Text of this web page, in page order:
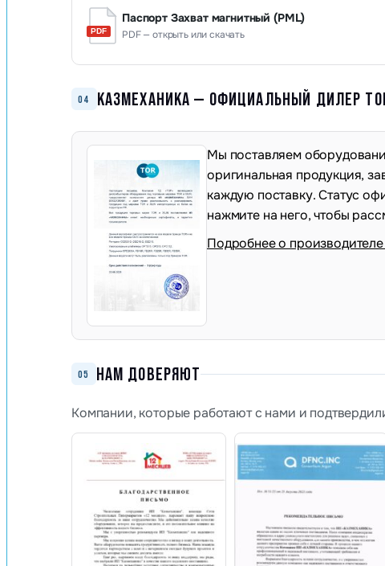
Паспорт Захват магнитный (PML)
PDF — открыть или скачать
04 КАЗМЕХАНИКА — ОФИЦИАЛЬНЫЙ ДИЛЕР
Мы поставляем
оригинальная продукция,
каждую поставку. Статус
нажмите на него, чтобы
Подробнее о
05 НАМ ДОВЕРЯЮТ
Компании, которые работают с нами и